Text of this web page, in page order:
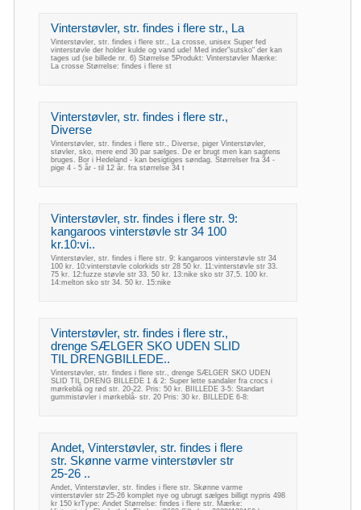
Vinterstøvler, str. findes i flere str., La
Vinterstøvler, str. findes i flere str., La crosse, unisex Super fed
vinterstøvle der holder kulde og vand ude! Med inder"sutsko" der kan
tages ud (se billede nr. 6) Størrelse 5Produkt: Vinterstøvler Mærke:
La crosse Størrelse: findes i flere st
Vinterstøvler, str. findes i flere str.,
Diverse
Vinterstøvler, str. findes i flere str., Diverse, piger Vinterstøvler,
støvler, sko, mere end 30 par sælges. De er brugt men kan sagtens
bruges. Bor i Hedeland - kan besigtiges søndag. Størrelser fra 34 -
pige 4 - 5 år - til 12 år. fra størrelse 34 t
Vinterstøvler, str. findes i flere str. 9:
kangaroos vinterstøvle str 34 100
kr.10:vi..
Vinterstøvler, str. findes i flere str. 9: kangaroos vinterstøvle str 34
100 kr. 10:vinterstøvle colorkids str 28 50 kr. 11:vinterstøvle str 33.
75 kr. 12:fuzze støvle str 33. 50 kr. 13:nike sko str 37,5. 100 kr.
14:melton sko str 34. 50 kr. 15:nike
Vinterstøvler, str. findes i flere str.,
drenge SÆLGER SKO UDEN SLID
TIL DRENGBILLEDE..
Vinterstøvler, str. findes i flere str., drenge SÆLGER SKO UDEN
SLID TIL DRENG BILLEDE 1 & 2: Super lette sandaler fra crocs i
mørkeblå og rød str. 20-22. Pris: 50 kr. BIILLEDE 3-5: Standart
gummistøvler i mørkeblå- str. 20 Pris: 30 kr. BILLEDE 6-8:
Andet, Vinterstøvler, str. findes i flere
str. Skønne varme vinterstøvler str
25-26 ..
Andet, Vinterstøvler, str. findes i flere str. Skønne varme
vinterstøvler str 25-26 komplet nye og ubrugt sælges billigt nypris 498
kr 150 krType: Andet Størrelse: findes i flere str. Mærke: